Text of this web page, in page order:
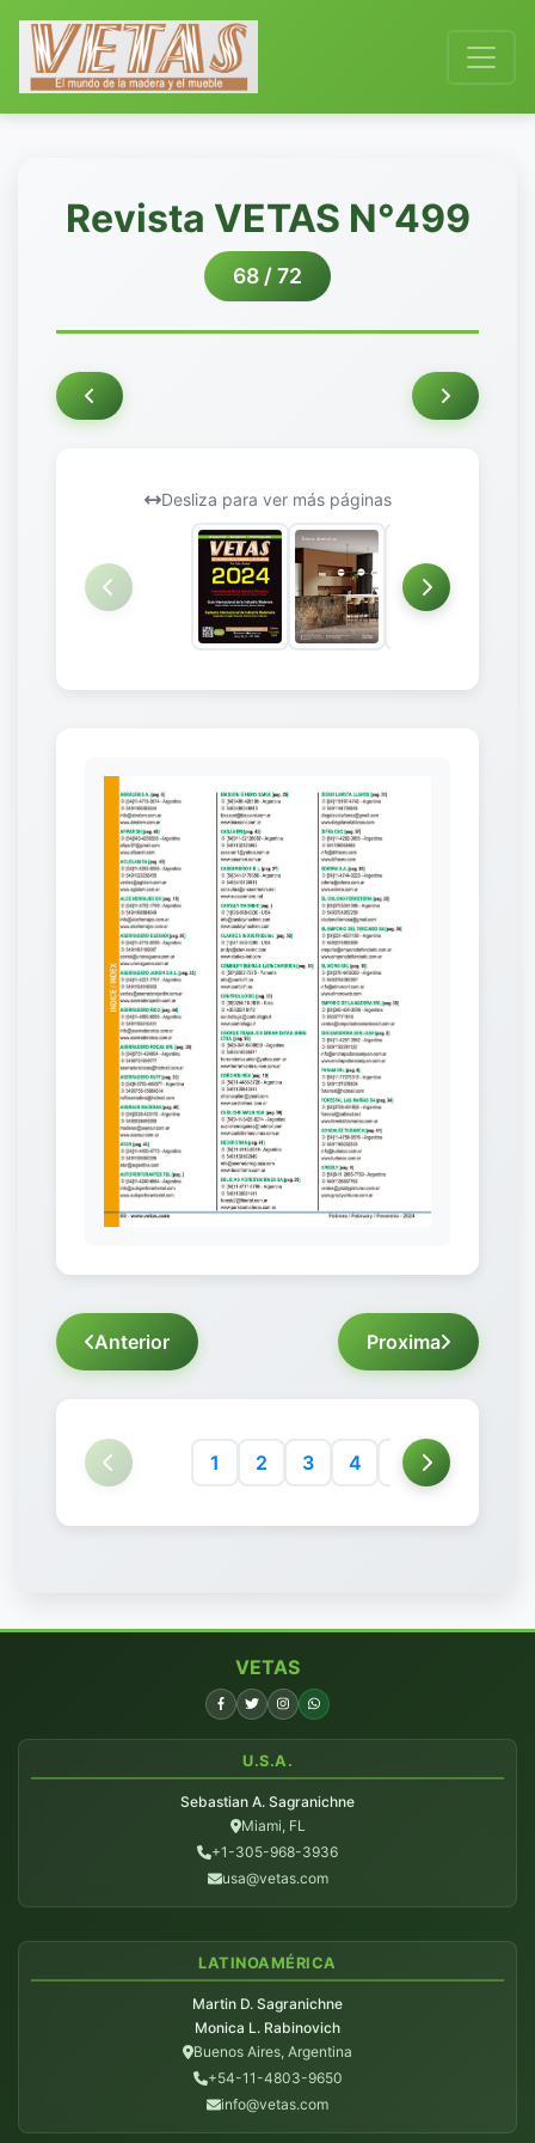
Revista VETAS N°499
68 / 72
Desliza para ver más páginas
Anterior Proxima
1 2 3 4 5 6
VETAS
U.S.A.
Sebastian A. Sagranichne
Miami, FL
+1-305-968-3936
usa@vetas.com
LATINOAMÉRICA
Martin D. Sagranichne
Monica L. Rabinovich
Buenos Aires, Argentina
+54-11-4803-9650
info@vetas.com